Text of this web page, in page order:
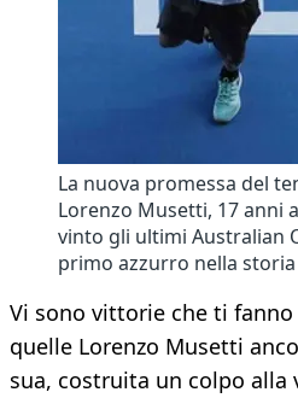
La nuova promessa del
Lorenzo Musetti, 17 anni
vinto gli ultimi Australian
primo azzurro nella storia
Vi sono vittorie che ti
quelle Lorenzo Musetti
sua, costruita un colpo alla